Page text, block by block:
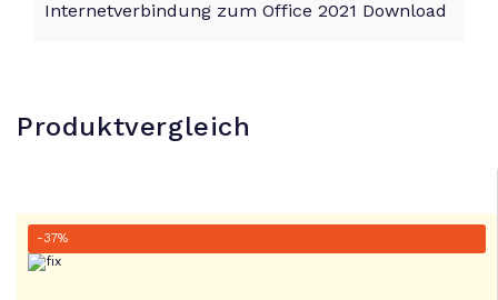
Internetverbindung zum Office 2021 Download
Produktvergleich
-37%